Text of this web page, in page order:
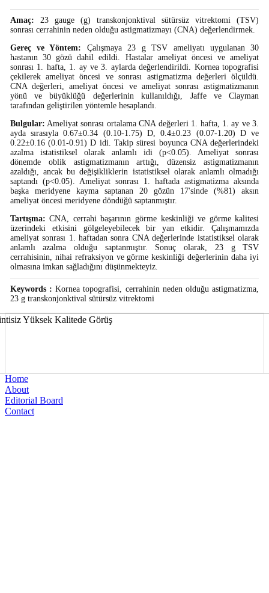
Amaç: 23 gauge (g) transkonjonktival sütürsüz vitrektomi (TSV)
sonrası cerrahinin neden olduğu astigmatizmayı (CNA) değerlendirmek.
Gereç ve Yöntem: Çalışmaya 23 g TSV ameliyatı uygulanan 30
hastanın 30 gözü dahil edildi. Hastalar ameliyat öncesi ve ameliyat
sonrası 1. hafta, 1. ay ve 3. aylarda değerlendirildi. Kornea topografisi
çekilerek ameliyat öncesi ve sonrası astigmatizma değerleri ölçüldü.
CNA değerleri, ameliyat öncesi ve ameliyat sonrası astigmatizmanın
yönü ve büyüklüğü değerlerinin kullanıldığı, Jaffe ve Clayman
tarafından geliştirilen yöntemle hesaplandı.
Bulgular: Ameliyat sonrası ortalama CNA değerleri 1. hafta, 1. ay ve 3.
ayda sırasıyla 0.67±0.34 (0.10-1.75) D, 0.4±0.23 (0.07-1.20) D ve
0.22±0.16 (0.01-0.91) D idi. Takip süresi boyunca CNA değerlerindeki
azalma istatistiksel olarak anlamlı idi (p<0.05). Ameliyat sonrası
dönemde oblik astigmatizmanın arttığı, düzensiz astigmatizmanın
azaldığı, ancak bu değişikliklerin istatistiksel olarak anlamlı olmadığı
saptandı (p<0.05). Ameliyat sonrası 1. haftada astigmatizma aksında
başka meridyene kayma saptanan 20 gözün 17'sinde (%81) aksın
ameliyat öncesi meridyene döndüğü saptanmıştır.
Tartışma: CNA, cerrahi başarının görme keskinliği ve görme kalitesi
üzerindeki etkisini gölgeleyebilecek bir yan etkidir. Çalışmamızda
ameliyat sonrası 1. haftadan sonra CNA değerlerinde istatistiksel olarak
anlamlı azalma olduğu saptanmıştır. Sonuç olarak, 23 g TSV
cerrahisinin, nihai refraksiyon ve görme keskinliği değerlerinin daha iyi
olmasına imkan sağladığını düşünmekteyiz.
Keywords : Kornea topografisi, cerrahinin neden olduğu astigmatizma,
23 g transkonjonktival sütürsüz vitrektomi
Home
About
Editorial Board
Contact